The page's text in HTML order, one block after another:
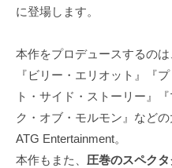
に登場します。
本作をプロデュースするのは
『ビリー・エリオット』『
ト・サイド・ストーリー』
ク・オブ・モルモン』など
ATG Entertainment。
本作もまた、 圧巻のスペク